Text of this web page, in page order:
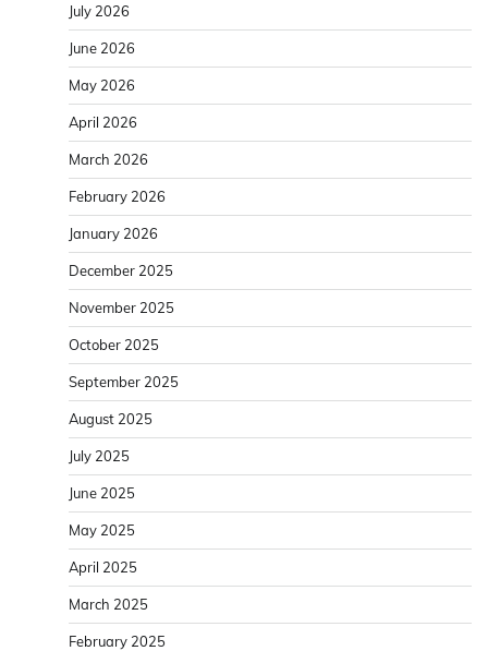
July 2026
June 2026
May 2026
April 2026
March 2026
February 2026
January 2026
December 2025
November 2025
October 2025
September 2025
August 2025
July 2025
June 2025
May 2025
April 2025
March 2025
February 2025